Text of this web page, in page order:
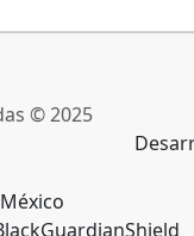
© 2025